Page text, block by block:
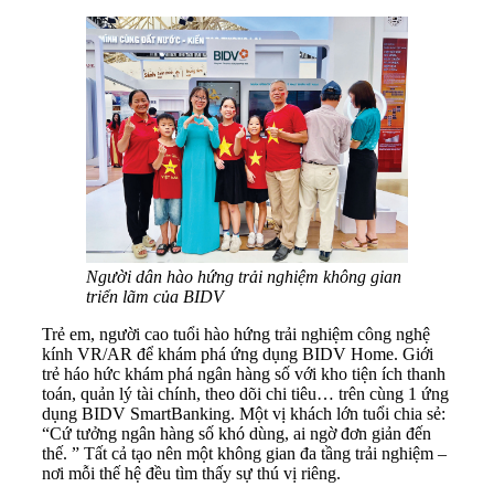
Người dân hào hứng trải nghiệm không gian
triển lãm của BIDV
Trẻ em, người cao tuổi hào hứng trải nghiệm công nghệ
kính VR/AR để khám phá ứng dụng BIDV Home. Giới
trẻ háo hức khám phá ngân hàng số với kho tiện ích thanh
toán, quản lý tài chính, theo dõi chi tiêu… trên cùng 1 ứng
dụng BIDV SmartBanking. Một vị khách lớn tuổi chia sẻ:
“Cứ tưởng ngân hàng số khó dùng, ai ngờ đơn giản đến
thế. ” Tất cả tạo nên một không gian đa tầng trải nghiệm –
nơi mỗi thế hệ đều tìm thấy sự thú vị riêng.